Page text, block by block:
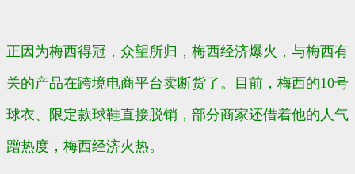
正因为梅西得冠，众望所归，梅西经济爆火，与梅西有
关的产品在跨境电商平台卖断货了。目前，梅西的10号
球衣、限定款球鞋直接脱销，部分商家还借着他的人气
蹭热度，梅西经济火热。